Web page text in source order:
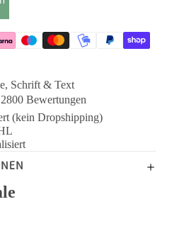
Schrift & Text
2800 Bewertungen
(kein Dropshipping)